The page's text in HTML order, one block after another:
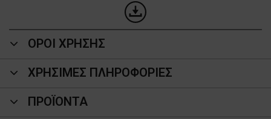
ΟΡΟΙ ΧΡΗΣΗΣ
ΧΡΗΣΙΜΕΣ ΠΛΗΡΟΦΟΡΙΕΣ
ΠΡΟΪΌΝΤΑ